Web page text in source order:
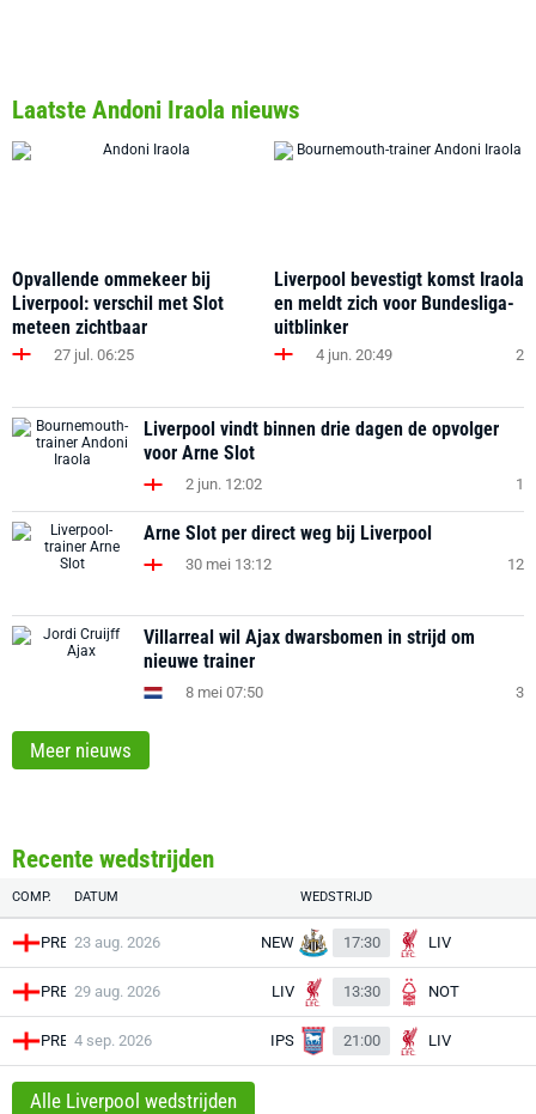
Laatste Andoni Iraola nieuws
Opvallende ommekeer bij
Liverpool: verschil met Slot
meteen zichtbaar
27 jul. 06:25
Liverpool bevestigt komst Iraola
en meldt zich voor Bundesliga-
uitblinker
4 jun. 20:49 2
Liverpool vindt binnen drie dagen de opvolger
voor Arne Slot
2 jun. 12:02 1
Arne Slot per direct weg bij Liverpool
30 mei 13:12 12
Villarreal wil Ajax dwarsbomen in strijd om
nieuwe trainer
8 mei 07:50 3
Meer nieuws
Recente wedstrijden
COMP. DATUM WEDSTRIJD
PRE 23 aug. 2026 NEW 17:30 LIV
PRE 29 aug. 2026 LIV 13:30 NOT
PRE 4 sep. 2026 IPS 21:00 LIV
Alle Liverpool wedstrijden